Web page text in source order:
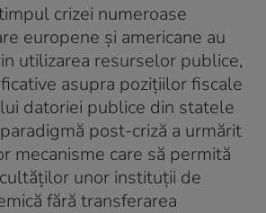
crizei numeroase
europene și americane au
utilizarea resurselor publice,
asupra pozițiilor fiscale
datoriei publice din statele
post-criză a urmărit
mecanisme care să permită
unor instituții de
fără transferarea